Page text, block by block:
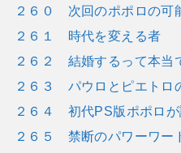
２６０ 次回のポポロの可
２６１ 時代を変える者
２６２ 結婚するって本当
２６３ パウロとピエトロ
２６４ 初代PS版ポポロが
２６５ 禁断のパワーワー